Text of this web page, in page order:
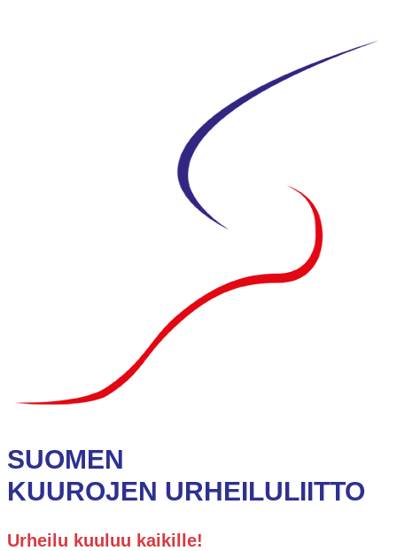
SUOMEN
KUUROJEN URHEILULIITTO
Urheilu kuuluu kaikille!